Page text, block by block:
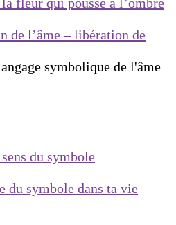
de l’âme – libération de
symbolique de l'âme
du symbole
du symbole dans ta vie